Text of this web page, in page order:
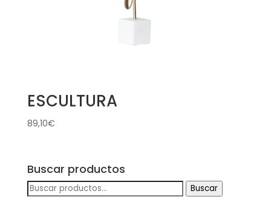
ESCULTURA
89,10€
Buscar productos
Buscar
por:
Buscar